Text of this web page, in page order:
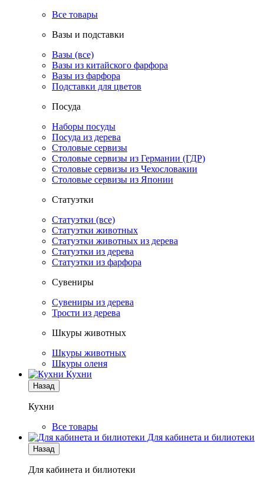
Все товары
Вазы и подставки
Вазы (все)
Вазы из китайского фарфора
Вазы из фарфора
Подставки для цветов
Посуда
Наборы посуды
Посуда из дерева
Столовые сервизы
Столовые сервизы из Германии (ГДР)
Столовые сервизы из Чехословакии
Столовые сервизы из Японии
Статуэтки
Статуэтки (все)
Статуэтки животных
Статуэтки животных из дерева
Статуэтки из дерева
Статуэтки из фарфора
Сувениры
Сувениры из дерева
Трости из дерева
Шкуры животных
Шкуры животных
Шкуры оленя
Кухни
Назад
Кухни
Все товары
Для кабинета и билиотеки
Назад
Для кабинета и билиотеки